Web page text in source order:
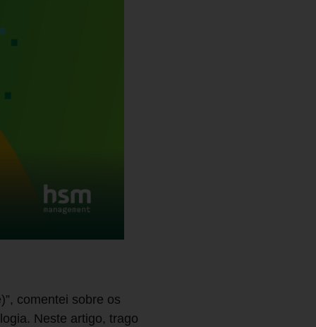
comentei sobre os
Neste artigo, trago